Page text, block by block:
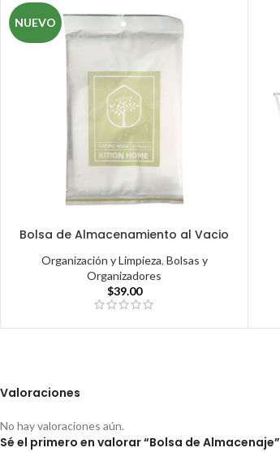
NUEVO
Bolsa de Almacenamiento al Vacio
Organización y Limpieza, Bolsas y
Organizadores
$39.00
Valoraciones
No hay valoraciones aún.
Sé el primero en valorar “Bolsa de Almacenaje”